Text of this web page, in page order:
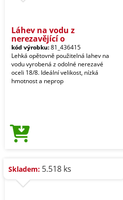
Láhev na vodu z
nerezavějící o
kód výrobku:81_436415
Lehká opětovně použitelná lahev na
vodu vyrobená z odolné nerezavé
oceli 18/8. Ideální velikost, nízká
hmotnost a neprop
Skladem: 5.518 ks